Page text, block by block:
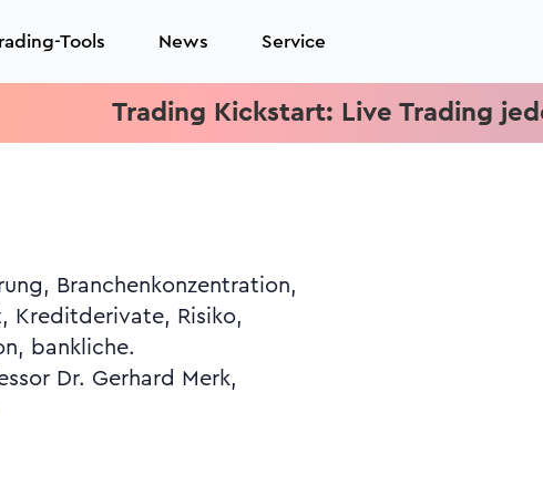
Tools News Service
Trading Kickstart: Live Trading jeden
bankliche.
Dr. Gerhard Merk,